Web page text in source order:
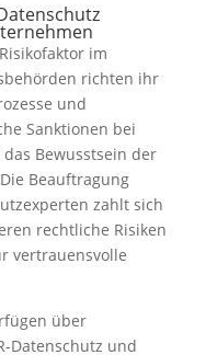
im
richten ihr
und
Sanktionen bei
Bewusstsein der
Beauftragung
zahlt sich
rechtliche Risiken
vertrauensvolle
über
Datenschutz und